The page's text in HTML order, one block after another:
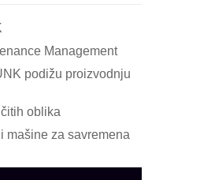
Management
podižu proizvodnju
oblika
mašine za savremena